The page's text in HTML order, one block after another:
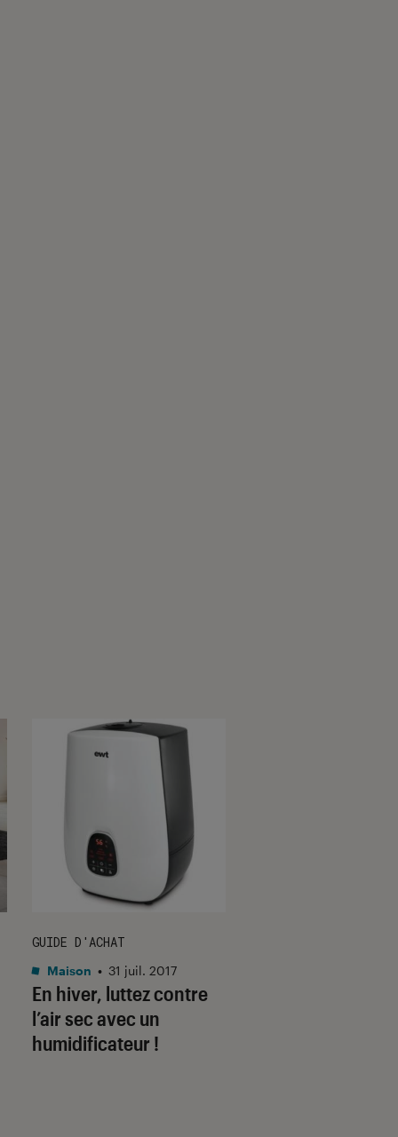
En hiver, luttez contre
l’air sec avec un
humidificateur !
GUIDE D'ACHAT
Maison • 31 juil. 2017